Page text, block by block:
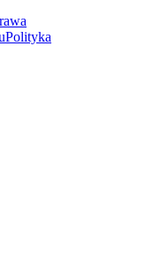
Polityka